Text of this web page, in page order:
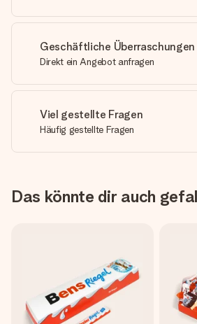
Geschäftliche
Direkt ein Angebot anfragen
Viel gestellte Fragen
Häufig gestellte Fragen
Das könnte dir auch